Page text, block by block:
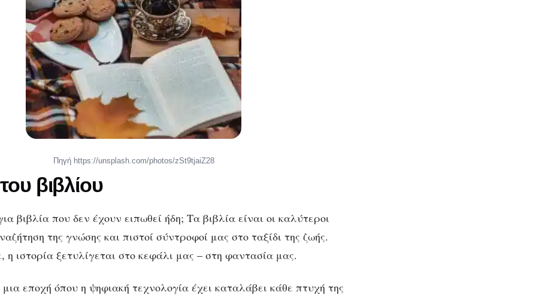
Πηγή https://unsplash.com/photos/zSt9tjaiZ28
βιβλίου
βιβλία που δεν έχουν ειπωθεί ήδη; Τα βιβλία είναι οι καλύτεροι
της γνώσης και πιστοί σύντροφοί μας στο ταξίδι της ζωής.
η ιστορία ξετυλίγεται στο κεφάλι μας – στη φαντασία μας.
εποχή όπου η ψηφιακή τεχνολογία έχει καταλάβει κάθε πτυχή της